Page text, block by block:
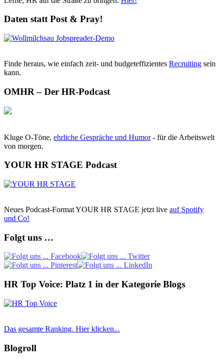
Daten statt Post & Pray!
Finde heraus, wie einfach zeit- und budgeteffizientes Recruiting sein
kann.
OMHR – Der HR-Podcast
Kluge O-Töne, ehrliche Gespräche und Humor- für die Arbeitswelt
von morgen.
YOUR HR STAGE Podcast
Neues Podcast-Format YOUR HR STAGE jetzt live auf Spotify
und Co!
Folgt uns …
HR Top Voice: Platz 1 in der Kategorie Blogs
Das gesamte Ranking. Hier klicken...
Blogroll